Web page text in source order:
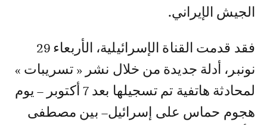
الجيش الإيراني.
فقد قدمت القناة الإسرائيلية، الأربعاء 29
نونبر، أدلة جديدة من خلال نشر « تسريبات »
لمحادثة هاتفية تم تسجيلها بعد 7 أكتوبر – يوم
هجوم حماس على إسرائيل– بين مصطفى